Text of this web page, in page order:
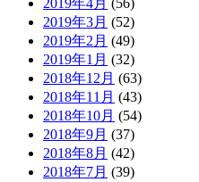
2019年4月 (56)
2019年3月 (52)
2019年2月 (49)
2019年1月 (32)
2018年12月 (63)
2018年11月 (43)
2018年10月 (54)
2018年9月 (37)
2018年8月 (42)
2018年7月 (39)